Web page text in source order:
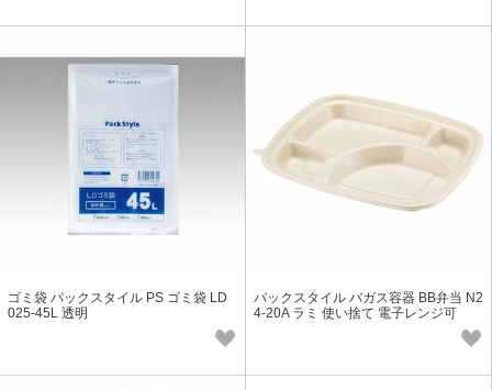
ゴミ袋 パックスタイル PS ゴミ袋 LD
025-45L 透明
パックスタイル バガス容器 BB弁当 N2
4-20A ラミ 使い捨て 電子レンジ可